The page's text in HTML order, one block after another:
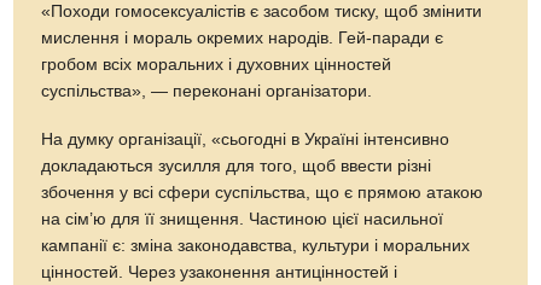
«Походи гомосексуалістів є засобом тиску, щоб змінити
мислення і мораль окремих народів. Гей-паради є
гробом всіх моральних і духовних цінностей
суспільства», — переконані організатори.
На думку організації, «сьогодні в Україні інтенсивно
докладаються зусилля для того, щоб ввести різні
збочення у всі сфери суспільства, що є прямою атакою
на сім’ю для її знищення. Частиною цієї насильної
кампанії є: зміна законодавства, культури і моральних
цінностей. Через узаконення антицінностей і